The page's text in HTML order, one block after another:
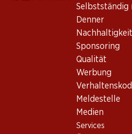
Selbstständig
Denner
Nachhaltigkeit
Sponsoring
Qualität
Werbung
Meldestelle
Medien
Services
Höhepunkt und bietet weitere 7
Wissenswertes